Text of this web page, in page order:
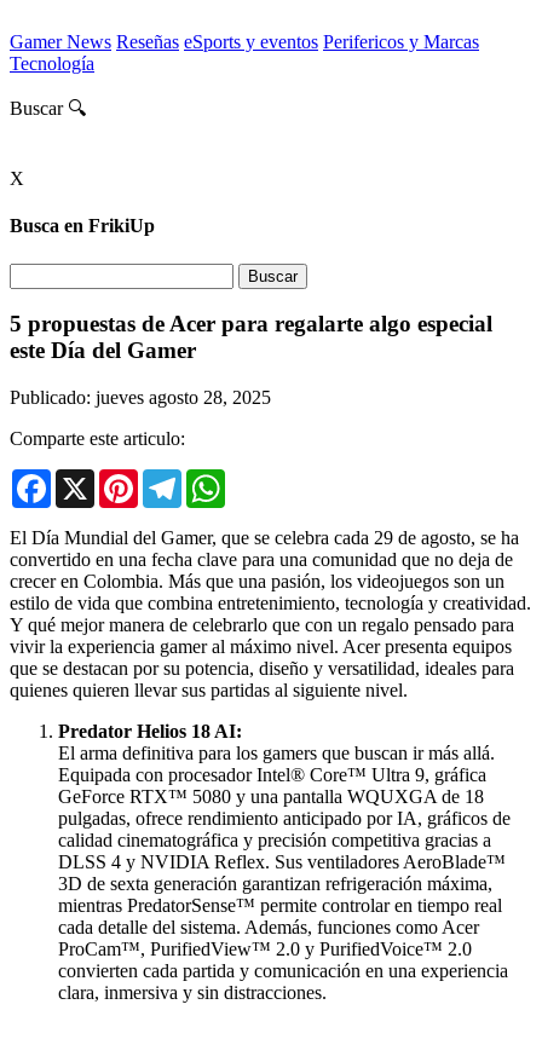
Gamer News Reseñas eSports y eventos Perifericos y Marcas
Tecnología
Buscar 🔍
X
Busca en FrikiUp
5 propuestas de Acer para regalarte algo especial
este Día del Gamer
Publicado: jueves agosto 28, 2025
Comparte este articulo:
Facebook
X PinterestTelegram
El Día Mundial del Gamer, que se celebra cada 29 de agosto, se ha
convertido en una fecha clave para una comunidad que no deja de
crecer en Colombia. Más que una pasión, los videojuegos son un
estilo de vida que combina entretenimiento, tecnología y creatividad.
Y qué mejor manera de celebrarlo que con un regalo pensado para
vivir la experiencia gamer al máximo nivel. Acer presenta equipos
que se destacan por su potencia, diseño y versatilidad, ideales para
quienes quieren llevar sus partidas al siguiente nivel.
Predator Helios 18 AI:
El arma definitiva para los gamers que buscan ir más allá.
Equipada con procesador Intel® Core™ Ultra 9, gráfica
GeForce RTX™ 5080 y una pantalla WQUXGA de 18
pulgadas, ofrece rendimiento anticipado por IA, gráficos de
calidad cinematográfica y precisión competitiva gracias a
DLSS 4 y NVIDIA Reflex. Sus ventiladores AeroBlade™
3D de sexta generación garantizan refrigeración máxima,
mientras PredatorSense™ permite controlar en tiempo real
cada detalle del sistema. Además, funciones como Acer
ProCam™, PurifiedView™ 2.0 y PurifiedVoice™ 2.0
convierten cada partida y comunicación en una experiencia
clara, inmersiva y sin distracciones.